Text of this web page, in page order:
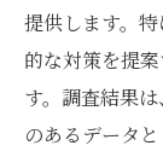
提供します。
的な対策を提
す。調査結果
のあるデータ